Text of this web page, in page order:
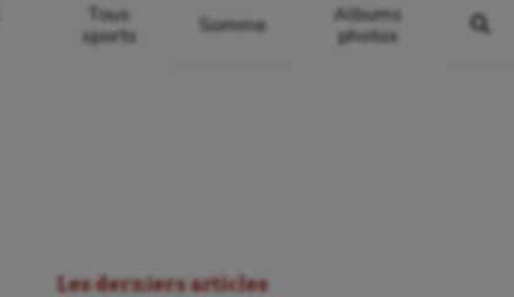
Tous
sports
Somme
Albums
photos
Les derniers articles